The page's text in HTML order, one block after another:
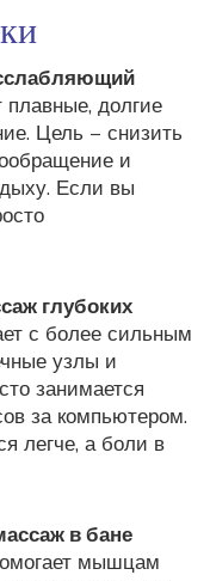
плавные, долгие
Цель – снизить
и
Если вы
глубоких
с более сильным
узлы и
занимается
за компьютером.
легче, а боли в
в бане
мышцам